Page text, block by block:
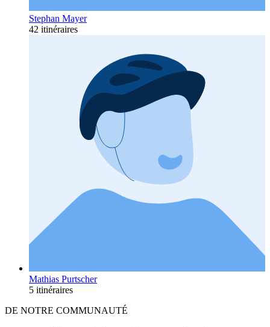
Stephan Mayer
42 itinéraires
Mathias Purtscher
5 itinéraires
DE NOTRE COMMUNAUTÉ